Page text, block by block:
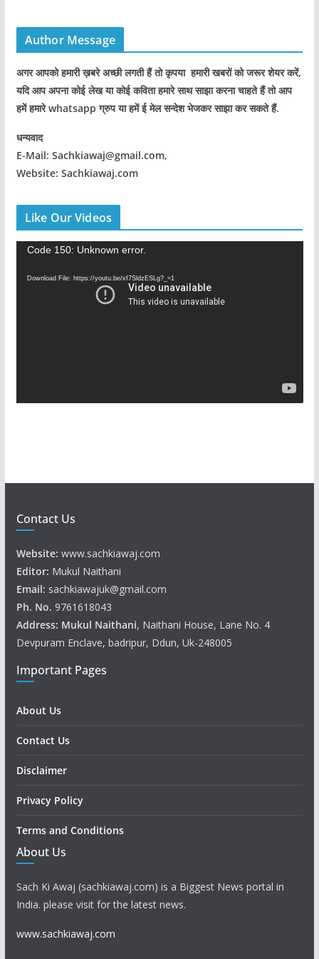
Author Message
अगर आपको हमारी ख़बरे अच्छी लगती हैं तो कृपया हमारी खबरों को जरूर शेयर करें,
यदि आप अपना कोई लेख या कोई कविता हमारे साथ साझा करना चाहते हैं तो आप
हमें हमारे whatsapp ग्रुप या हमें ई मेल सन्देश भेजकर साझा कर सकते हैं.
धन्यवाद
E-Mail: Sachkiawaj@gmail.com,
Website: Sachkiawaj.com
Like Our Videos
Code 150: Unknown error.
Download File: https://youtu.be/xf7SldzESLg?_=1
Contact Us
Website: www.sachkiawaj.com
Editor: Mukul Naithani
Email: sachkiawajuk@gmail.com
Ph. No. 9761618043
Address: Mukul Naithani, Naithani House, Lane No. 4
Devpuram Enclave, badripur, Ddun, Uk-248005
Important Pages
About Us
Contact Us
Disclaimer
Privacy Policy
Terms and Conditions
About Us
Sach Ki Awaj (sachkiawaj.com) is a Biggest News portal in
India. please visit for the latest news.
www.sachkiawaj.com